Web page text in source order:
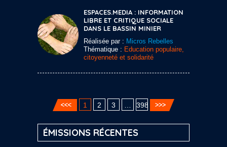
ESPACES.MEDIA : INFORMATION
LIBRE ET CRITIQUE SOCIALE
DANS LE BASSIN MINIER
Réalisée par : Micros Rebelles
Thématique : Education populaire,
citoyenneté et solidarité
1 2 3 398
ÉMISSIONS RÉCENTES